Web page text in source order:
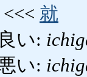
<<< 就
い:
い: